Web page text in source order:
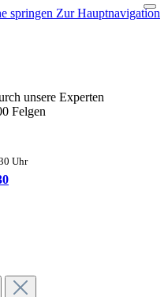
springen Zur Hauptnavigation
unsere Experten
Felgen
Uhr